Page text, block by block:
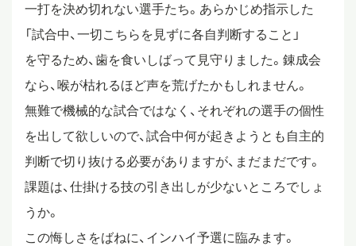
一打を決め切れない選手たち。あらかじめ指示した
「試合中、一切こちらを見ずに各自判断すること」
を守るため、歯を食いしばって見守りました。錬成会
なら、喉が枯れるほど声を荒げたかもしれません。
無難で機械的な試合ではなく、それぞれの選手の個性
を出して欲しいので、試合中何が起きようとも自主的
判断で切り抜ける必要がありますが、まだまだです。
課題は、仕掛ける技の引き出しが少ないところでしょ
うか。
この悔しさをばねに、インハイ予選に臨みます。